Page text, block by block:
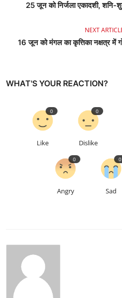
25 जून को निर्जला एकादशी, शनि-
NEXT
16 जून को मंगल का कृत्तिका नक्षत्र में
WHAT'S YOUR REACTION?
Like
0
Dislike
0
Angry
0
Sad
0